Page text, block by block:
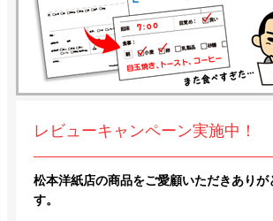
レビューキャンペーン実施中！
松本洋紙店の商品をご愛顧いただきありが
す。